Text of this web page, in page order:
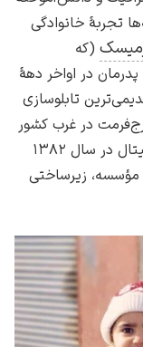
تجربهٔ خانوادگی
(که
در اواخر دههٔ
تابلوسازی
در غرب کشور
است. ورود فرمیسک به حوزهٔ چاپ دیجیتال در سال ۱۳۸۲
زیرساختی